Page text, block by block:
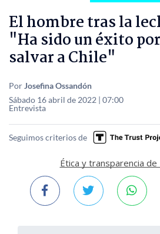
El hombre tras la
"Ha sido un éxito
salvar a Chile"
PorJosefina Ossandón
Sábado 16 abril de 2022 | 07:00
Entrevista
Seguimos criterios de
Ética y transparencia de